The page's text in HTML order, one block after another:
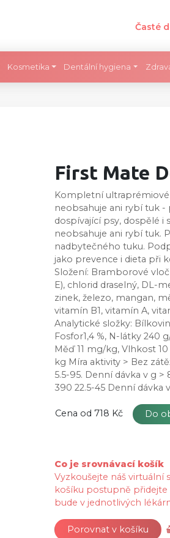
Časté
Kosmetika Dentální hygiena
First Mate
Kompletní
neobsahuje ani rybí tuk
dospívající psy, dospělé i
neobsahuje ani rybí tuk.
nadbytečného tuku.
jako prevence i dieta při
Složení: Bramborové
E), chlorid draselný, DL-
zinek, železo, mangan,
vitamín B1, vitamín A,
Analytické složky:
Fosfor1,4 %, N-látky 240
Měď 11 mg/kg, Vlhkost
kg Míra aktivity > Bez
5.5-95. Denní dávka v g >
390 22.5-45 Denní dávka
Cena od 718 Kč Do
Co je srovnávací košík
Vyzkoušejte náš virtuální
košíku postupně přidejte
bude v jednotlivých
Porovnat v košíku